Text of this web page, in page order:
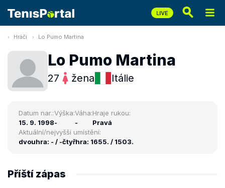
Hráči Lo Pumo Martina
Lo Pumo Martina
27 žena Itálie
Datum nar.:
15. 9. 1998
Výška:
-
Váha:
-
Hraje rukou:
Pravá
Aktuální/nejvyšší umístění:
dvouhra: - / -čtyřhra: 1655. / 1503.
Příští zápas